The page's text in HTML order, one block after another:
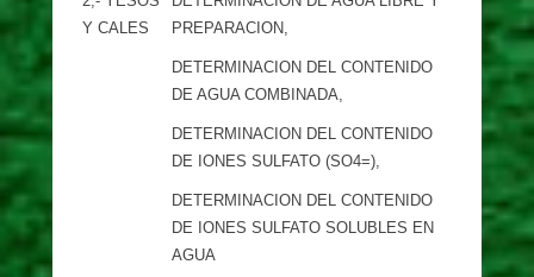
Y CALES
PREPARACION,
DETERMINACION DEL CONTENIDO
DE AGUA COMBINADA,
DETERMINACION DEL CONTENIDO
DE IONES SULFATO (SO4=),
DETERMINACION DEL CONTENIDO
DE IONES SULFATO SOLUBLES EN
AGUA